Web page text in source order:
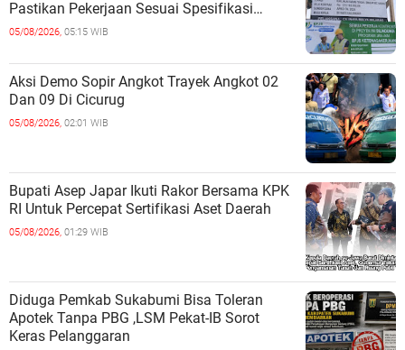
Pastikan Pekerjaan Sesuai Spesifikasi
Teknis
05/08/2026, 05:15 WIB
Aksi Demo Sopir Angkot Trayek Angkot 02
Dan 09 Di Cicurug
05/08/2026, 02:01 WIB
Bupati Asep Japar Ikuti Rakor Bersama KPK
RI Untuk Percepat Sertifikasi Aset Daerah
05/08/2026, 01:29 WIB
Diduga Pemkab Sukabumi Bisa Toleran
Apotek Tanpa PBG ,LSM Pekat-IB Sorot
Keras Pelanggaran